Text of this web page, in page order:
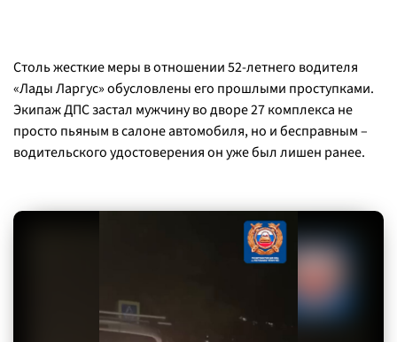
Столь жесткие меры в отношении 52-летнего водителя
«Лады Ларгус» обусловлены его прошлыми проступками.
Экипаж ДПС застал мужчину во дворе 27 комплекса не
просто пьяным в салоне автомобиля, но и бесправным –
водительского удостоверения он уже был лишен ранее.